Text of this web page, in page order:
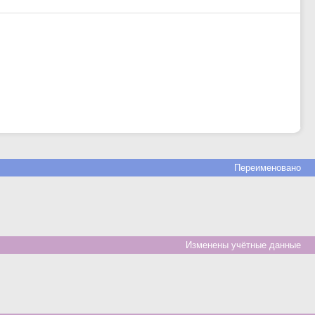
Переименовано
Изменены учётные данные